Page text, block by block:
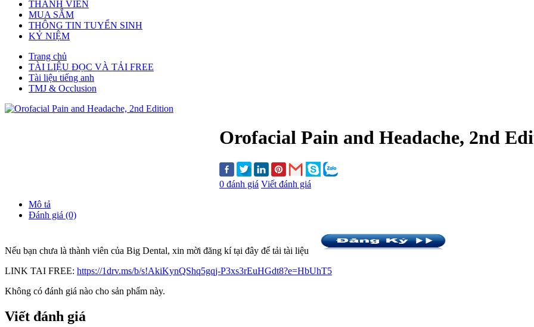
THÀNH VIÊN
MUA SẮM
THÔNG TIN TUYỂN SINH
KỶ NIỆM
Trang chủ
TÀI LIỆU ĐỌC VÀ TẢI FREE
Tài liệu tiếng anh
TMJ & Occlusion
Orofacial Pain and Headache, 2nd
0 đánh giá Viết đánh giá
Mô tả
Đánh giá (0)
Nếu bạn chưa là thành viên của Big Dental, xin mời đăng kí tại đây để tải tài liệu
LINK TAI FREE: https://1drv.ms/b/s!AkiKynQShq5gqj-P3xs3rEuHGdt8?e=HbUhT5
Không có đánh giá nào cho sản phẩm này.
Viết đánh giá